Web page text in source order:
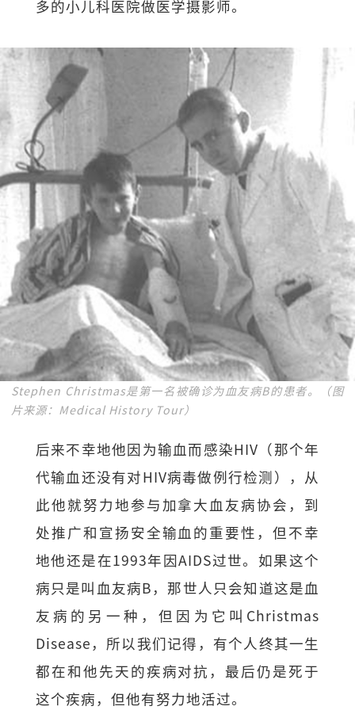
多的小儿科医院做医学摄影师。
Stephen Christmas是第一名被确诊为血友病B的患者。（图
片来源：Medical History Tour）
后来不幸地他因为输血而感染HIV（那个年
代输血还没有对HIV病毒做例行检测），从
此他就努力地参与加拿大血友病协会，到
处推广和宣扬安全输血的重要性，但不幸
地他还是在1993年因AIDS过世。如果这个
病只是叫血友病B，那世人只会知道这是血
友病的另一种，但因为它叫Christmas
Disease，所以我们记得，有个人终其一生
都在和他先天的疾病对抗，最后仍是死于
这个疾病，但他有努力地活过。